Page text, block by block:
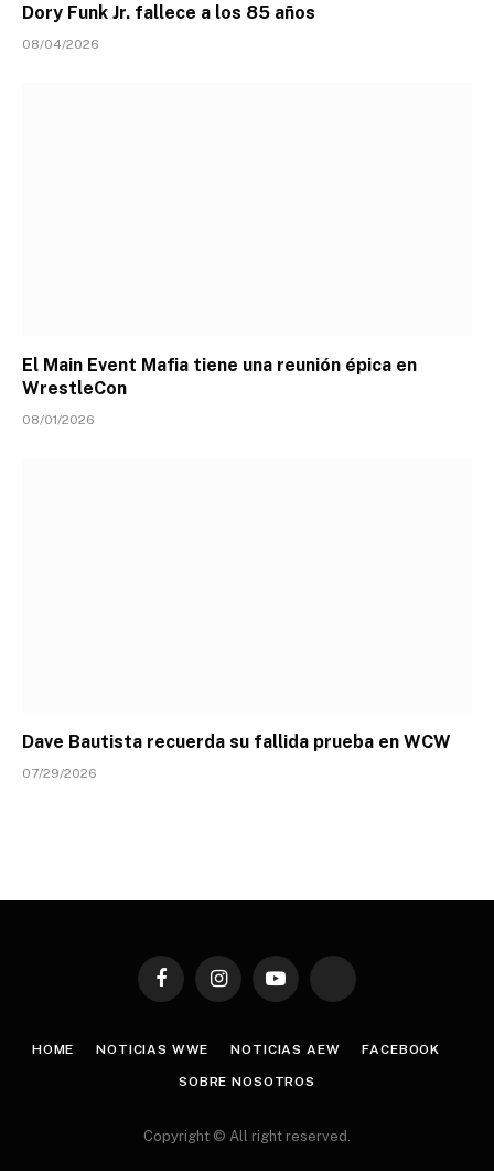
Dory Funk Jr. fallece a los 85 años
08/04/2026
El Main Event Mafia tiene una reunión épica en
WrestleCon
08/01/2026
Dave Bautista recuerda su fallida prueba en WCW
07/29/2026
FacebookInstagramYouTube TikTok
HOME NOTICIAS WWE NOTICIAS AEW FACEBOOK
SOBRE NOSOTROS
Copyright © All right reserved.